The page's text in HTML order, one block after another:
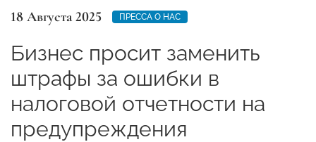
18 Августа 2025 ПРЕССА О НАС
Бизнес просит заменить
штрафы за ошибки в
налоговой отчетности на
предупреждения